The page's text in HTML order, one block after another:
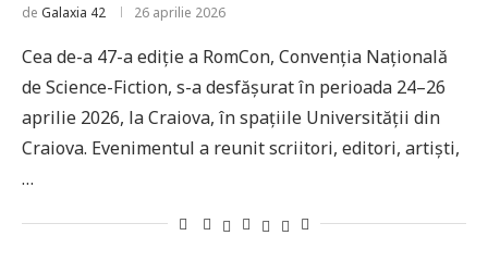
de Galaxia 42 26 aprilie 2026
Cea de-a 47-a ediție a RomCon, Convenția Națională
de Science-Fiction, s-a desfășurat în perioada 24–26
aprilie 2026, la Craiova, în spațiile Universității din
Craiova. Evenimentul a reunit scriitori, editori, artiști,
…